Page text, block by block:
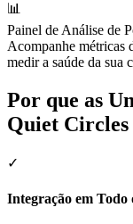
📊
Painel de Análise de
Acompanhe métricas
medir a saúde da sua
Por que as
Quiet Circles
✓
Integração em Todo